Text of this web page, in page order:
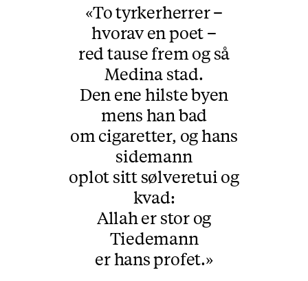
To tyrkerherrer –
hvorav en poet –
red tause frem og så
Medina stad.
Den ene hilste byen
mens han bad
om cigaretter, og hans
sidemann
oplot sitt sølveretui og
kvad:
Allah er stor og
Tiedemann
er hans profet.